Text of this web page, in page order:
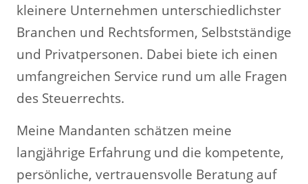
kleinere Unternehmen unterschiedlichster
Branchen und Rechtsformen, Selbstständige
und Privatpersonen. Dabei biete ich einen
umfangreichen Service rund um alle Fragen
des Steuerrechts.
Meine Mandanten schätzen meine
langjährige Erfahrung und die kompetente,
persönliche, vertrauensvolle Beratung auf